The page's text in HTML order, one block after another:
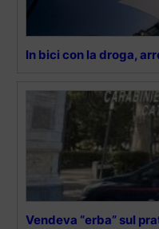
In bici con la droga,
Vendeva “erba” sul